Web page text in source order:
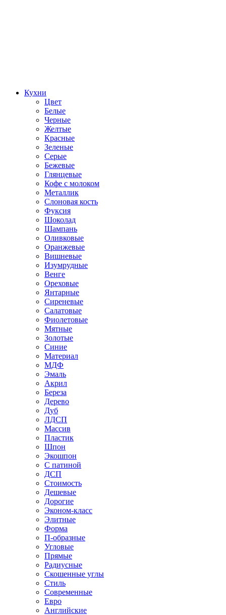
Кухни
Цвет
Белые
Черные
Желтые
Красные
Зеленые
Серые
Бежевые
Глянцевые
Кофе с молоком
Металлик
Слоновая кость
Фуксия
Шоколад
Шампань
Оливковые
Оранжевые
Вишневые
Изумрудные
Венге
Ореховые
Янтарные
Сиреневые
Салатовые
Фиолетовые
Мятные
Золотые
Синие
Материал
МДФ
Эмаль
Акрил
Береза
Дерево
Дуб
ЛДСП
Массив
Пластик
Шпон
Экошпон
С патиной
ДСП
Стоимость
Дешевые
Дорогие
Эконом-класс
Элитные
Форма
П-образные
Угловые
Прямые
Радиусные
Скошенные углы
Стиль
Современные
Евро
Английские